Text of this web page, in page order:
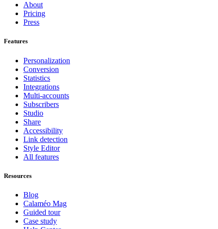
About
Pricing
Press
Features
Personalization
Conversion
Statistics
Integrations
Multi-accounts
Subscribers
Studio
Share
Accessibility
Link detection
Style Editor
All features
Resources
Blog
Calaméo Mag
Guided tour
Case study